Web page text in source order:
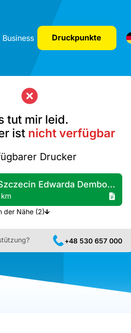
Business Druckpunkte
tut mir leid.
ist nicht verfügbar
Drucker
Żabka - Szczecin Edwarda Dembowskiego 9
Mehr Drucker A4 in der Nähe (2)
+48 530 657 000